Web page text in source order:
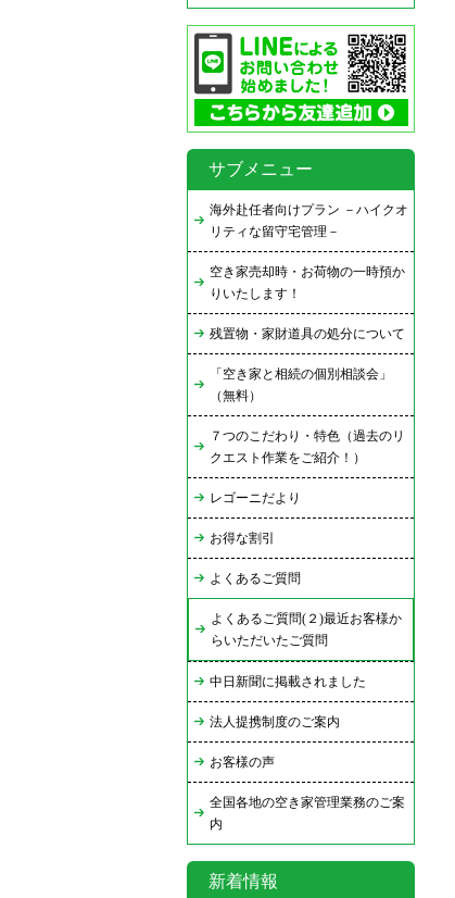
サブメニュー
海外赴任者向けプラン －ハイクオ
リティな留守宅管理－
空き家売却時・お荷物の一時預か
りいたします！
残置物・家財道具の処分について
「空き家と相続の個別相談会」
（無料）
７つのこだわり・特色（過去のリ
クエスト作業をご紹介！）
レゴーニだより
お得な割引
よくあるご質問
よくあるご質問(２)最近お客様か
らいただいたご質問
中日新聞に掲載されました
法人提携制度のご案内
お客様の声
全国各地の空き家管理業務のご案
内
新着情報